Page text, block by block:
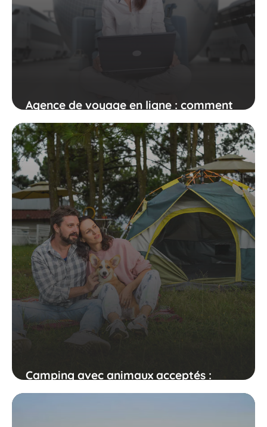
Agence de voyage en ligne : comment
se démarquer ?
Camping avec animaux acceptés :
comment éviter les mauvaises